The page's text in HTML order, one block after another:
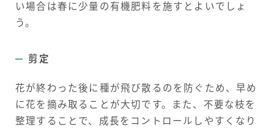
い場合は春に少量の有機肥料を施すとよいでしょ
う。
剪定
花が終わった後に種が飛び散るのを防ぐため、早め
に花を摘み取ることが大切です。また、不要な枝を
整理することで、成長をコントロールしやすくなり